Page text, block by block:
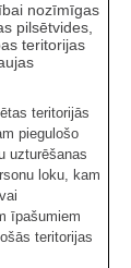
nozīmīgas
pilsētvides,
teritorijas
teritorijās
piegulošo
uzturēšanas
loku, kam
īpašumiem
teritorijas